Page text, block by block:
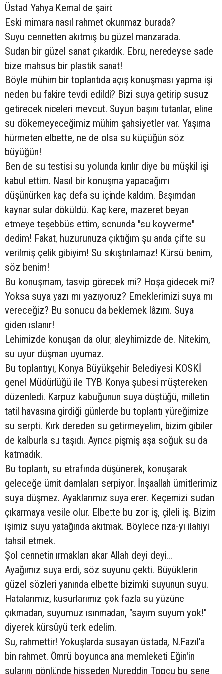
Üstad Yahya Kemal de şairi:
Eski mimara nasıl rahmet okunmaz burada?
Suyu cennetten akıtmış bu güzel manzarada.
Sudan bir güzel sanat çıkardık. Ebru, neredeyse sade
bize mahsus bir plastik sanat!
Böyle mühim bir toplantıda açış konuşması yapma işi
neden bu fakire tevdi edildi? Bizi suya getirip susuz
getirecek niceleri mevcut. Suyun başını tutanlar, eline
su dökemeyeceğimiz mühim şahsiyetler var. Yaşıma
hürmeten elbette, ne de olsa su küçüğün söz
büyüğün!
Ben de su testisi su yolunda kırılır diye bu müşkil işi
kabul ettim. Nasıl bir konuşma yapacağımı
düşünürken kaç defa su içinde kaldım. Başımdan
kaynar sular döküldü. Kaç kere, mazeret beyan
etmeye teşebbüs ettim, sonunda "su koyverme"
dedim! Fakat, huzurunuza çıktığım şu anda çifte su
verilmiş çelik gibiyim! Su sıkıştırılamaz! Kürsü benim,
söz benim!
Bu konuşmam, tasvip görecek mi? Hoşa gidecek mi?
Yoksa suya yazı mı yazıyoruz? Emeklerimizi suya mı
vereceğiz? Bu sonucu da beklemek lâzım. Suya
giden ıslanır!
Lehimizde konuşan da olur, aleyhimizde de. Nitekim,
su uyur düşman uyumaz.
Bu toplantıyı, Konya Büyükşehir Belediyesi KOSKİ
genel Müdürlüğü ile TYB Konya şubesi müştereken
düzenledi. Karpuz kabuğunun suya düştüğü, milletin
tatil havasına girdiği günlerde bu toplantı yüreğimize
su serpti. Kırk dereden su getirmeyelim, bizim gibiler
de kalburla su taşıdı. Ayrıca pişmiş aşa soğuk su da
katmadık.
Bu toplantı, su etrafında düşünerek, konuşarak
geleceğe ümit damlaları serpiyor. İnşaallah ümitlerimiz
suya düşmez. Ayaklarımız suya erer. Keçemizi sudan
çıkarmaya vesile olur. Elbette bu zor iş, çileli iş. Bizim
işimiz suyu yatağında akıtmak. Böylece rıza-yı ilahiyi
tahsil etmek.
Şol cennetin ırmakları akar Allah deyi deyi...
Ayağımız suya erdi, söz suyunu çekti. Büyüklerin
güzel sözleri yanında elbette bizimki suyunun suyu.
Hatalarımız, kusurlarımız çok fazla su yüzüne
çıkmadan, suyumuz ısınmadan, "sayım suyum yok!"
diyerek kürsüyü terk edelim.
Su, rahmettir! Yokuşlarda susayan üstada, N.Fazıl'a
bin rahmet. Ömrü boyunca ana memleketi Eğin'in
sularını gönlünde hisseden Nureddin Topçu bu sene